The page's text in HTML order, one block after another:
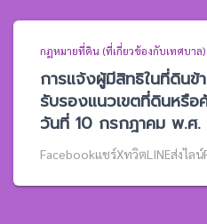
กฎหมายที่ดิน (ที่เกี่ยวข้องกับเทศบาล)
การแจ้งผู้มีสิทธิในที่ดินข้
รับรองแนวเขตที่ดินหรื
วันที่ 10 กรกฎาคม พ.ศ
Facebookแชร์XทวิตLINEส่งไล